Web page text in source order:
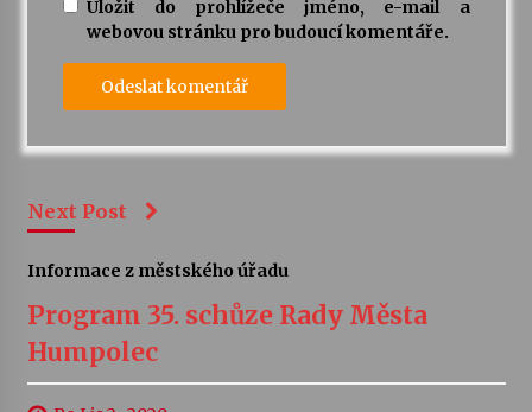
Uložit do prohlížeče jméno, e-mail a
webovou stránku pro budoucí komentáře.
Next Post
Informace z městského úřadu
Program 35. schůze Rady Města
Humpolec